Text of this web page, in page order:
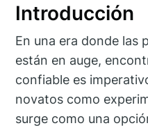
Introducción
En una era donde las
están en auge,
confiable es
novatos como
surge como una